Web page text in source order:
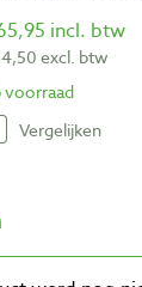
incl. btw
excl. btw
voorraad
Vergelijken